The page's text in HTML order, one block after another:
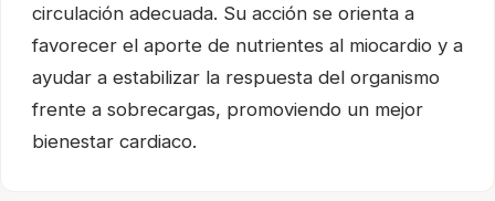
circulación adecuada. Su acción se orienta a
favorecer el aporte de nutrientes al miocardio y a
ayudar a estabilizar la respuesta del organismo
frente a sobrecargas, promoviendo un mejor
bienestar cardiaco.